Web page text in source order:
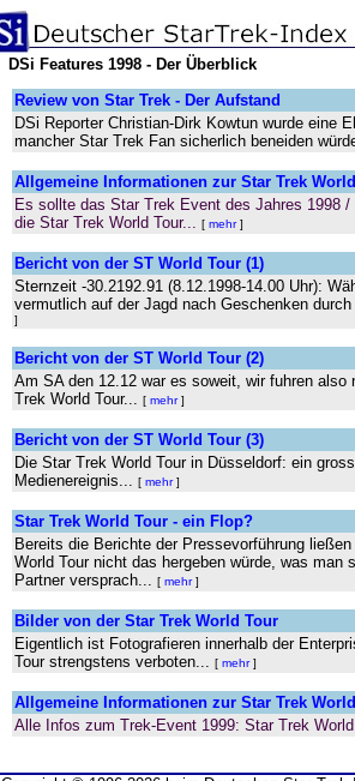
DSi Features 1998 - Der Überblick
Review von Star Trek - Der Aufstand
DSi Reporter Christian-Dirk Kowtun wurde eine
mancher Star Trek Fan sicherlich beneiden
Allgemeine Informationen zur Star Trek
Es sollte das Star Trek Event des Jahres 1998
die Star Trek World Tour... [ mehr]
Bericht von der ST World Tour (1)
Sternzeit -30.2192.91 (8.12.1998-14.00 Uhr):
vermutlich auf der Jagd nach Geschenken
]
Bericht von der ST World Tour (2)
Am SA den 12.12 war es soweit, wir fuhren also
Trek World Tour... [ mehr]
Bericht von der ST World Tour (3)
Die Star Trek World Tour in Düsseldorf: ein
Medienereignis... [ mehr]
Star Trek World Tour - ein Flop?
Bereits die Berichte der Pressevorführung
World Tour nicht das hergeben würde, was man
Partner versprach... [ mehr]
Bilder von der Star Trek World Tour
Eigentlich ist Fotografieren innerhalb der
Tour strengstens verboten... [ mehr]
Allgemeine Informationen zur Star Trek
Alle Infos zum Trek-Event 1999: Star Trek